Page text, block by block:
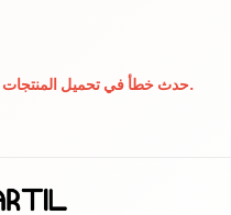
حدث خطأ في تحميل المنتجات المشابهة. يرجى المحاولة مرة أخرى.